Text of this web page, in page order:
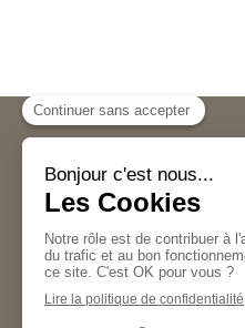
Sylvie Guilloteauest
naturopathe à Vertou et
Nantes.Naturopathie,
compléments alimentaires,
de Bach, nutrition et encore
gemmothérapie... n'hésitez